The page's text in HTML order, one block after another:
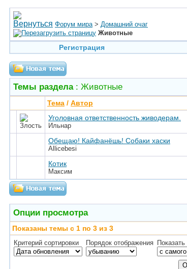
Форум мира > Домашний очаг
Животные
Регистрация
Темы раздела: Животные
Тема / Автор
Уголовная ответственность живодерам.
Ильнар
Обещаю! Кайфанёшь! Собаки хаски
Allicebesi
Котик
Максим
Опции просмотра
Показаны темы с 1 по 3 из 3
Критерий сортировки Порядок отображения Показать